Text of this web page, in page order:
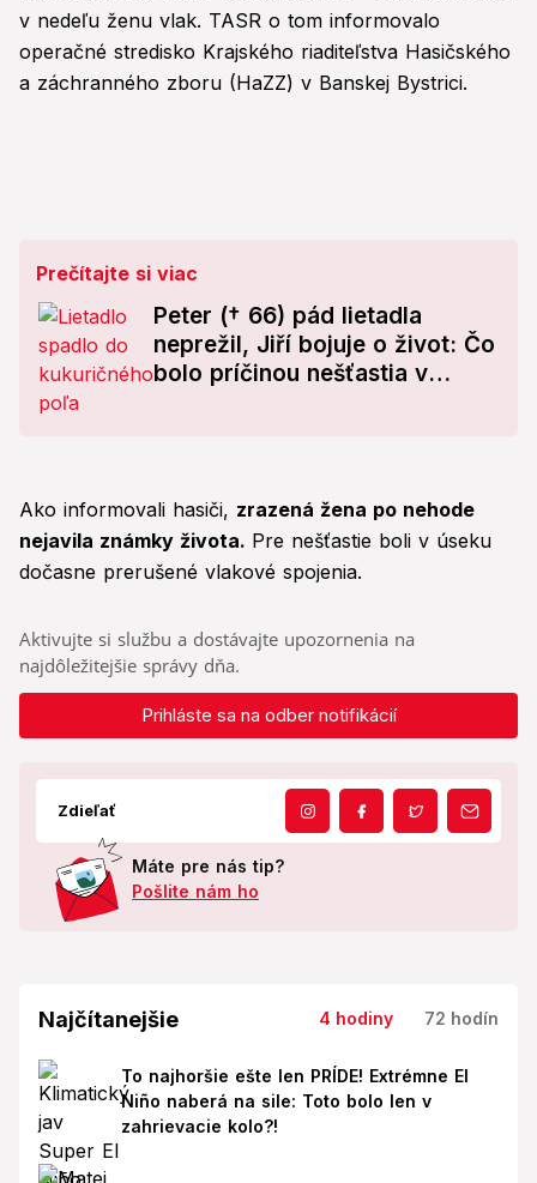
v nedeľu ženu vlak. TASR o tom informovalo
operačné stredisko Krajského riaditeľstva Hasičského
a záchranného zboru (HaZZ) v Banskej Bystrici.
Prečítajte si viac
Peter († 66) pád lietadla
neprežil, Jiří bojuje o život: Čo
bolo príčinou nešťastia v
Ako informovali hasiči, zrazená žena po nehode
nejavila známky života. Pre nešťastie boli v úseku
dočasne prerušené vlakové spojenia.
Aktivujte si službu a dostávajte upozornenia na
najdôležitejšie správy dňa.
Prihláste sa na odber notifikácií
Zdieľať
Máte pre nás tip?
Pošlite nám ho
Najčítanejšie 4 hodiny 72 hodín
To najhoršie ešte len PRÍDE! Extrémne El
Niño naberá na sile: Toto bolo len v
zahrievacie kolo?!